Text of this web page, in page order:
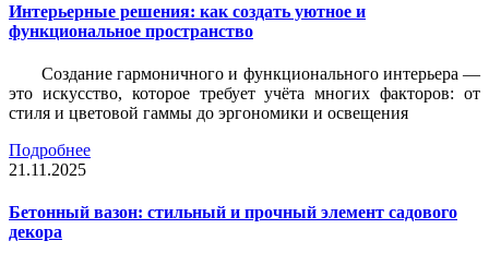
Интерьерные решения: как создать уютное и
функциональное пространство
Создание гармоничного и функционального интерьера —
это искусство, которое требует учёта многих факторов: от
стиля и цветовой гаммы до эргономики и освещения
Подробнее
21.11.2025
Бетонный вазон: стильный и прочный элемент садового
декора